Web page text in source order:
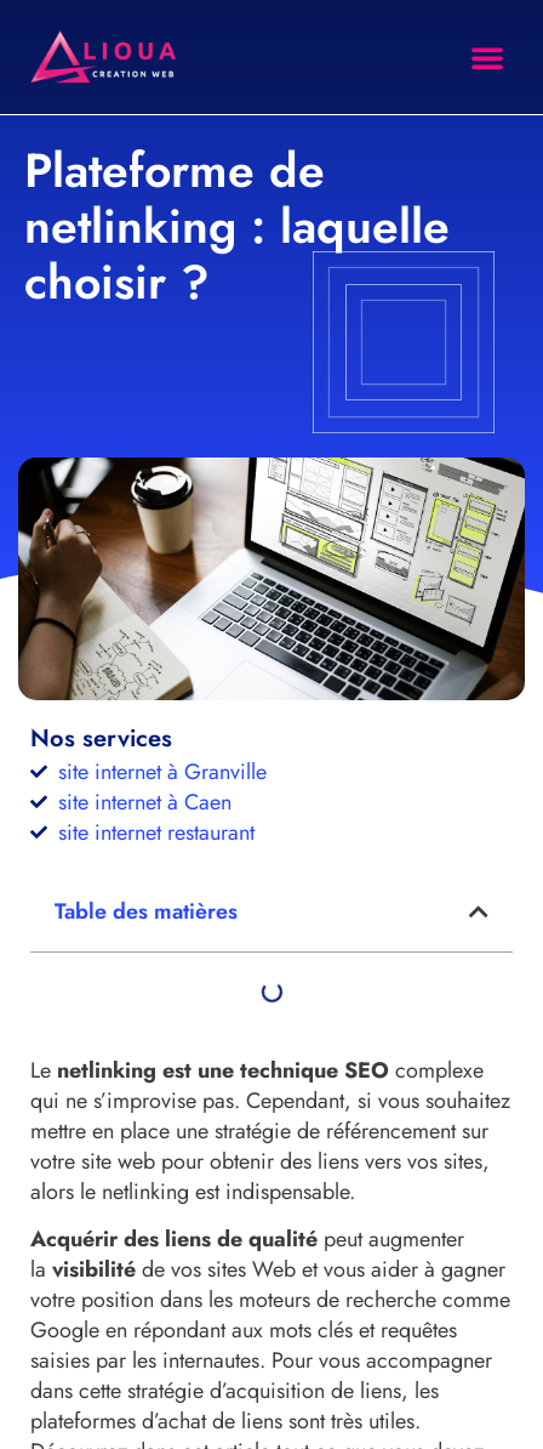
Plateforme de
netlinking : laquelle
choisir ?
Le netlinking est une technique SEOcomplexe
qui ne s’improvise pas. Cependant, si vous souhaitez
mettre en place une stratégie de référencement sur
votre site web pour obtenir des liens vers vos sites,
alors le netlinking est indispensable.
Acquérir des liens de qualité peut augmenter
la visibilitéde vos sites Web et vous aider à gagner
votre position dans les moteurs de recherche comme
Google en répondant aux mots clés et requêtes
saisies par les internautes. Pour vous accompagner
dans cette stratégie d’acquisition de liens, les
plateformes d’achat de liens sont très utiles.
Nos services
site internet à Granville
site internet à Caen
site internet restaurant
Table des matières